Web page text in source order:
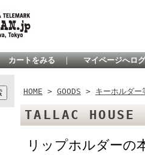
カートをみる ｜ マイページへロ
HOME > GOODS > キーホルダー
TALLAC
リップホルダーの